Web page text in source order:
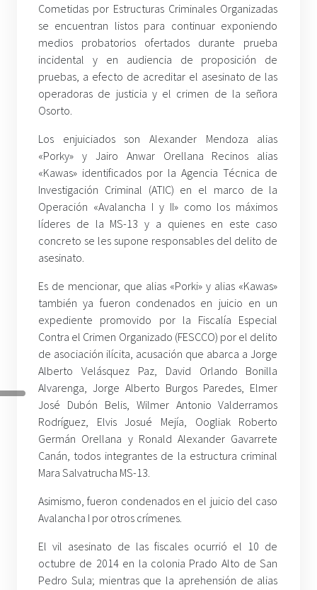
Cometidas por Estructuras Criminales Organizadas
se encuentran listos para continuar exponiendo
medios probatorios ofertados durante prueba
incidental y en audiencia de proposición de
pruebas, a efecto de acreditar el asesinato de las
operadoras de justicia y el crimen de la señora
Osorto.
Los enjuiciados son Alexander Mendoza alias
«Porky» y Jairo Anwar Orellana Recinos alias
«Kawas» identificados por la Agencia Técnica de
Investigación Criminal (ATIC) en el marco de la
Operación «Avalancha I y II» como los máximos
líderes de la MS-13 y a quienes en este caso
concreto se les supone responsables del delito de
asesinato.
Es de mencionar, que alias «Porki» y alias «Kawas»
también ya fueron condenados en juicio en un
expediente promovido por la Fiscalía Especial
Contra el Crimen Organizado (FESCCO) por el delito
de asociación ilícita, acusación que abarca a Jorge
Alberto Velásquez Paz, David Orlando Bonilla
Alvarenga, Jorge Alberto Burgos Paredes, Elmer
José Dubón Belis, Wilmer Antonio Valderramos
Rodríguez, Elvis Josué Mejía, Oogliak Roberto
Germán Orellana y Ronald Alexander Gavarrete
Canán, todos integrantes de la estructura criminal
Mara Salvatrucha MS-13.
Asimismo, fueron condenados en el juicio del caso
Avalancha I por otros crímenes.
El vil asesinato de las fiscales ocurrió el 10 de
octubre de 2014 en la colonia Prado Alto de San
Pedro Sula; mientras que la aprehensión de alias